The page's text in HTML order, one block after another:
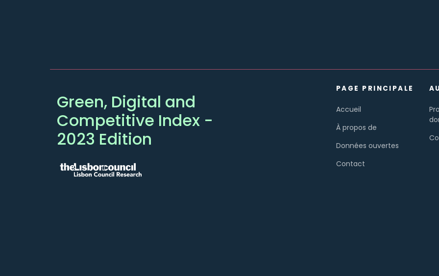
Green, Digital and
Competitive Index -
2023 Edition
PAGE PRINCIPALE
Accueil
À propos de
Données ouvertes
Contact